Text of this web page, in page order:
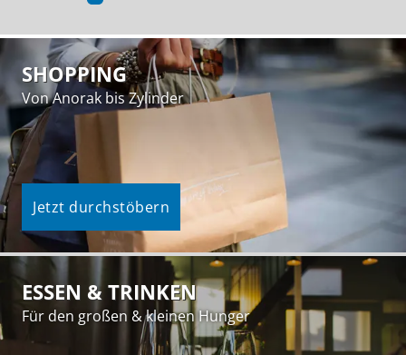
SHOPPING
Von Anorak bis Zylinder
Jetzt durchstöbern
ESSEN & TRINKEN
Für den großen & kleinen Hunger